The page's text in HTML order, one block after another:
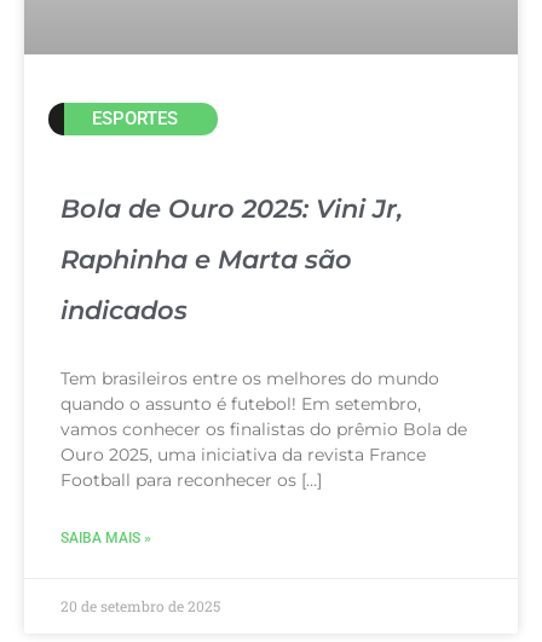
ESPORTES
Bola de Ouro 2025: Vini Jr,
Raphinha e Marta são
indicados
Tem brasileiros entre os melhores do mundo
quando o assunto é futebol! Em setembro,
vamos conhecer os finalistas do prêmio Bola de
Ouro 2025, uma iniciativa da revista France
Football para reconhecer os […]
SAIBA MAIS »
20 de setembro de 2025